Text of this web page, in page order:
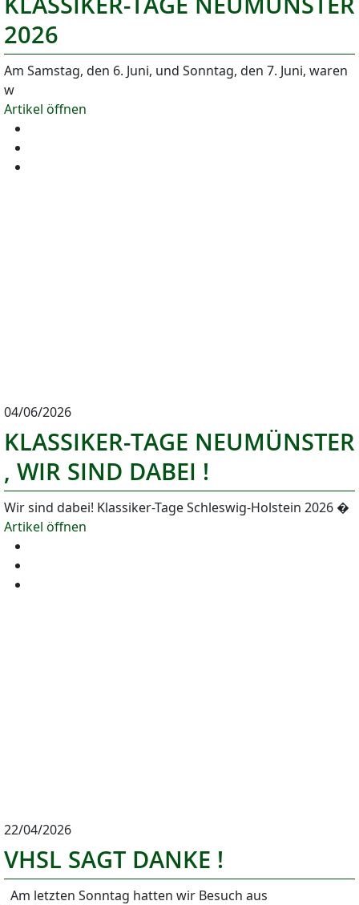
2026
Am Samstag, den 6. Juni, und Sonntag, den 7. Juni, waren
w
Artikel öffnen
04/06/2026
KLASSIKER-TAGE NEUMÜNSTER
, WIR SIND DABEI !
Wir sind dabei! Klassiker-Tage Schleswig-Holstein 2026 �
Artikel öffnen
22/04/2026
VHSL SAGT DANKE !
Am letzten Sonntag hatten wir Besuch aus